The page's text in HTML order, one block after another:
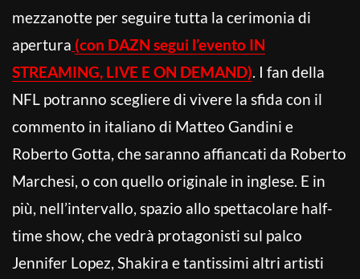
mezzanotte per seguire tutta la cerimonia di
apertura (con DAZN segui l’evento IN
STREAMING, LIVE E ON DEMAND). I fan della
NFL potranno scegliere di vivere la sfida con il
commento in italiano di Matteo Gandini e
Roberto Gotta, che saranno affiancati da Roberto
Marchesi, o con quello originale in inglese. E in
più, nell’intervallo, spazio allo spettacolare half-
time show, che vedrà protagonisti sul palco
Jennifer Lopez, Shakira e tantissimi altri artisti